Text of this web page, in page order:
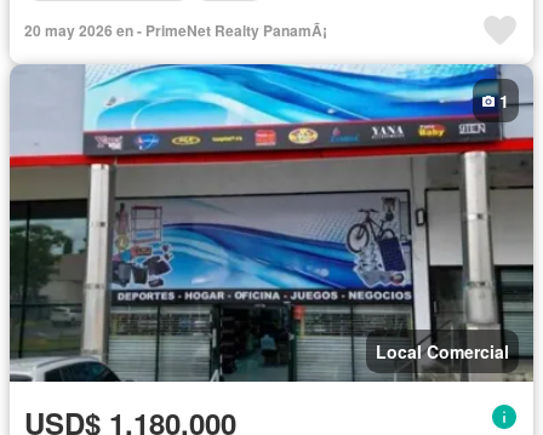
20 may 2026 en - PrimeNet Realty PanamÃ¡
Local Comercial
1
USD$ 1,180,000